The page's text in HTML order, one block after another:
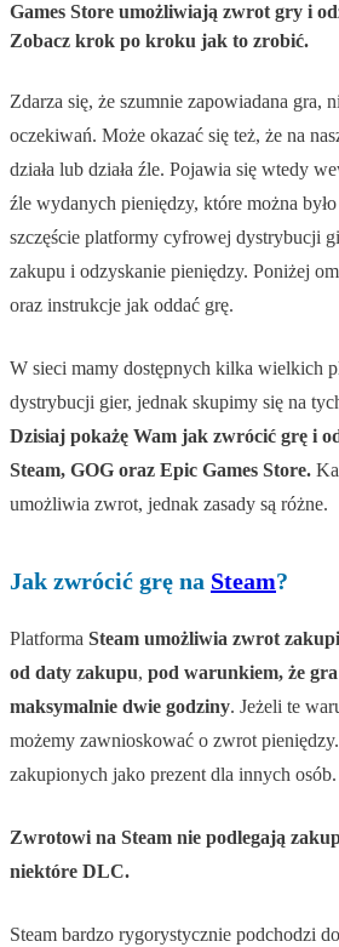
Games Store umożliwiają zwrot gry i
Zobacz krok po kroku jak to zrobić.
Zdarza się, że szumnie zapowiadana gra,
oczekiwań. Może okazać się też, że na
działa lub działa źle. Pojawia się wtedy
źle wydanych pieniędzy, które można
szczęście platformy cyfrowej dystrybucji
zakupu i odzyskanie pieniędzy. Poniżej
oraz instrukcje jak oddać grę.
W sieci mamy dostępnych kilka wielkich
dystrybucji gier, jednak skupimy się na
Dzisiaj pokażę Wam jak zwrócić grę i
Steam, GOG oraz Epic Games Store.
umożliwia zwrot, jednak zasady są różne.
Jak zwrócić grę na Steam?
Platforma Steam umożliwia zwrot
od daty zakupu, pod warunkiem, że
maksymalnie dwie godziny. Jeżeli te
możemy zawnioskować o zwrot
zakupionych jako prezent dla innych osób.
Zwrotowi na Steam nie podlegają
niektóre DLC.
Steam bardzo rygorystycznie podchodzi